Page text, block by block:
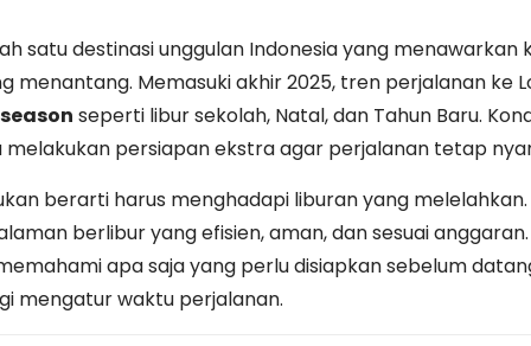
satu destinasi unggulan Indonesia yang
menantang. Memasuki akhir 2025, tren perjalanan ke
seperti libur sekolah, Natal, dan Tahun Baru.
persiapan ekstra agar perjalanan tetap
berarti harus menghadapi liburan yang
berlibur yang efisien, aman, dan sesuai
apa saja yang perlu disiapkan sebelum
mengatur waktu perjalanan.